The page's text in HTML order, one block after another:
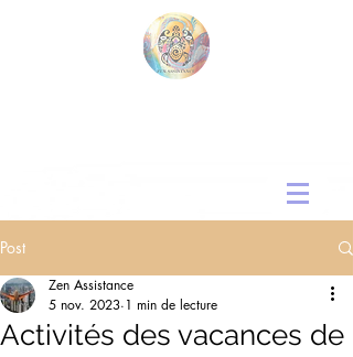
Post
Activités des vacances de
Zen Assistance
5 nov. 2023 1 min de lecture